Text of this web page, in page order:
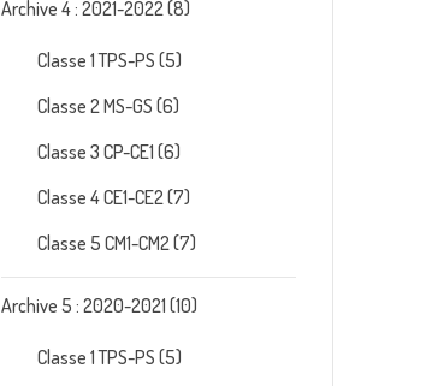
Archive 4 : 2021-2022(8)
Classe 1 TPS-PS (5)
Classe 2 MS-GS (6)
Classe 3 CP-CE1 (6)
Classe 4 CE1-CE2(7)
Classe 5 CM1-CM2(7)
Archive 5 : 2020-2021 (10)
Classe 1 TPS-PS (5)